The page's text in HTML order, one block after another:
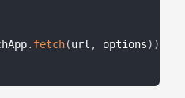
. fetch(url , options) )